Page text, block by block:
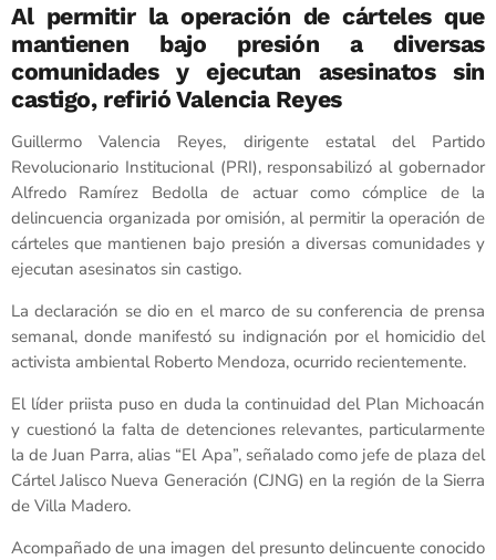
Al permitir la operación de cárteles que
mantienen bajo presión a diversas
comunidades y ejecutan asesinatos sin
castigo, refirió Valencia Reyes
Guillermo Valencia Reyes, dirigente estatal del Partido
Revolucionario Institucional (PRI), responsabilizó al gobernador
Alfredo Ramírez Bedolla de actuar como cómplice de la
delincuencia organizada por omisión, al permitir la operación de
cárteles que mantienen bajo presión a diversas comunidades y
ejecutan asesinatos sin castigo.
La declaración se dio en el marco de su conferencia de prensa
semanal, donde manifestó su indignación por el homicidio del
activista ambiental Roberto Mendoza, ocurrido recientemente.
El líder priista puso en duda la continuidad del Plan Michoacán
y cuestionó la falta de detenciones relevantes, particularmente
la de Juan Parra, alias “El Apa”, señalado como jefe de plaza del
Cártel Jalisco Nueva Generación (CJNG) en la región de la Sierra
de Villa Madero.
Acompañado de una imagen del presunto delincuente conocido